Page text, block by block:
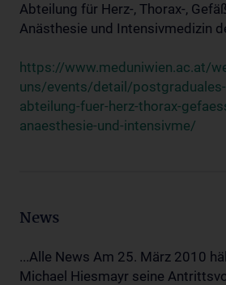
Abteilung für Herz-, Thorax-,
Anästhesie und Intensivmedizin
https://www.meduniwien.ac.at/
uns/events/detail/
abteilung-fuer-herz-thorax-
anaesthesie-und-intensivme/
News
...Alle News Am 25. März 2010
Michael Hiesmayr seine